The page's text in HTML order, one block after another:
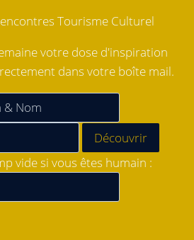
Tourisme Culturel
votre dose d'inspiration
dans votre boîte mail.
vide si vous êtes humain :